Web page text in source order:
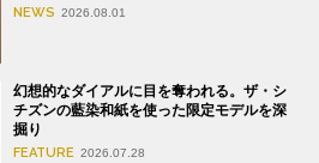
NEWS 2026.08.01
幻想的なダイアルに目を奪われる。ザ・シ
チズンの藍染和紙を使った限定モデルを深
掘り
FEATURE 2026.07.28